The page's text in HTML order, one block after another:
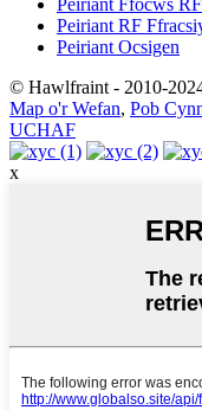
Peiriant Ffocws RF
Peiriant RF
Peiriant Ocsigen
© Hawlfraint - 2010-
Map o'r Wefan, Pob
UCHAF
x